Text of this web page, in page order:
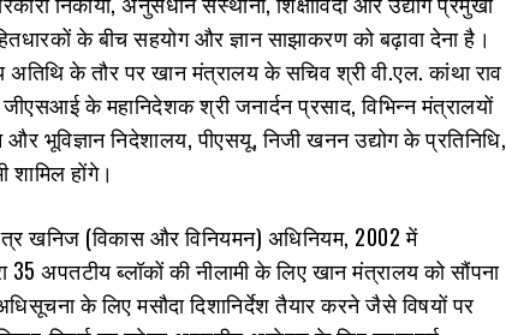
के बीच सहयोग और ज्ञान साझाकरण को बढ़ावा देना है।
के तौर पर खान मंत्रालय के सचिव श्री वी.एल. कांथा राव
के महानिदेशक श्री जनार्दन प्रसाद, विभिन्न मंत्रालयों
और भूविज्ञान निदेशालय, पीएसयू, निजी खनन उद्योग के प्रतिनिधि,
होंगे।
खनिज (विकास और विनियमन) अधिनियम, 2002 में
35 अपतटीय ब्लॉकों की नीलामी के लिए खान मंत्रालय को सौंपना
के लिए मसौदा दिशानिर्देश तैयार करने जैसे विषयों पर